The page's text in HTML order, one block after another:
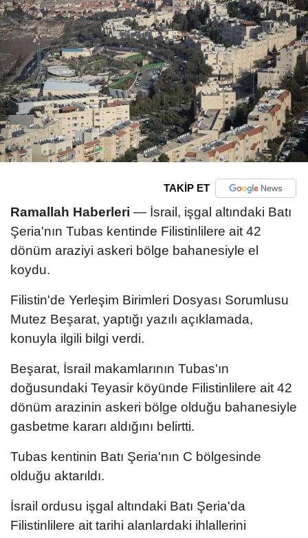
TAKİP ET
Ramallah Haberleri — İsrail, işgal altındaki Batı
Şeria'nın Tubas kentinde Filistinlilere ait 42
dönüm araziyi askeri bölge bahanesiyle el
koydu.
Filistin'de Yerleşim Birimleri Dosyası Sorumlusu
Mutez Beşarat, yaptığı yazılı açıklamada,
konuyla ilgili bilgi verdi.
Beşarat, İsrail makamlarının Tubas'ın
doğusundaki Teyasir köyünde Filistinlilere ait 42
dönüm arazinin askeri bölge olduğu bahanesiyle
gasbetme kararı aldığını belirtti.
Tubas kentinin Batı Şeria'nın C bölgesinde
olduğu aktarıldı.
İsrail ordusu işgal altındaki Batı Şeria'da
Filistinlilere ait tarihi alanlardaki ihlallerini